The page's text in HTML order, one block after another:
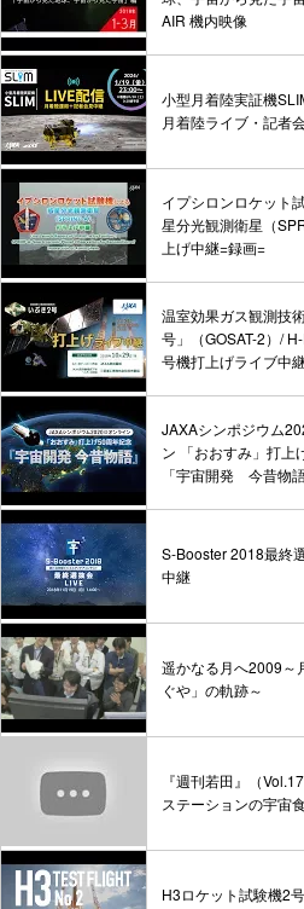
AIR 機内映像
小型月着陸実証機
月着陸ライブ・記者
イプシロンロケット
星分光観測衛星（
上げ中継=録画=
温室効果ガス観測技
号」（GOSAT-2）/
号機打上げライブ中
JAXAシンポジウム
ン 「おおすみ」打上
「宇宙開発 今昔物語
S-Booster 2018最終
中継
遥かなる月へ2009～
ぐや」の軌跡～
『週刊若田』（
ステーションの宇宙食
H3ロケット試験機2